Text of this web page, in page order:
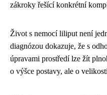
zákroky řešící konkrétní
Život s nemocí liliput není
diagnózou dokazuje, že s
úpravami prostředí lze žít
o výšce postavy, ale o